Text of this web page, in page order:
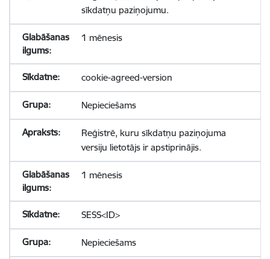
sīkdatņu paziņojumu.
1 mēnesis
cookie-agreed-version
Nepieciešams
Reģistrē, kuru sīkdatņu paziņojuma
versiju lietotājs ir apstiprinājis.
1 mēnesis
SESS<ID>
Nepieciešams